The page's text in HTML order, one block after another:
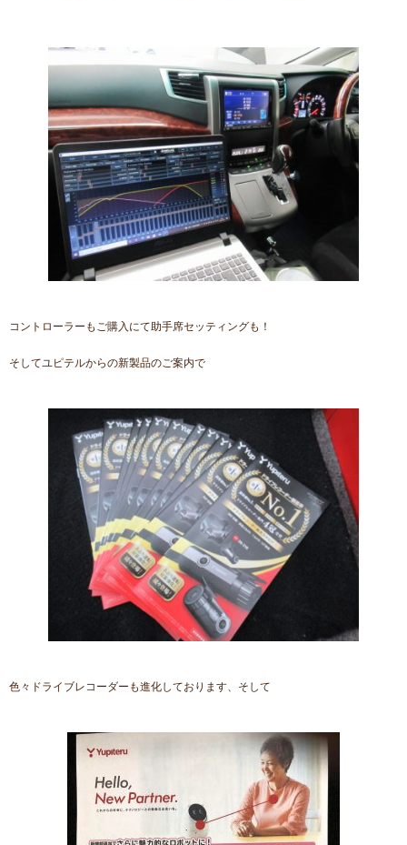
コントローラーもご購入にて助手席セッティングも！
そしてユピテルからの新製品のご案内で
色々ドライブレコーダーも進化しております、そして